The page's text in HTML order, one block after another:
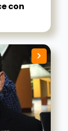
con